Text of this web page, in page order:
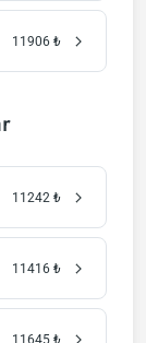
11906 ₺
11242 ₺
11416 ₺
11645 ₺